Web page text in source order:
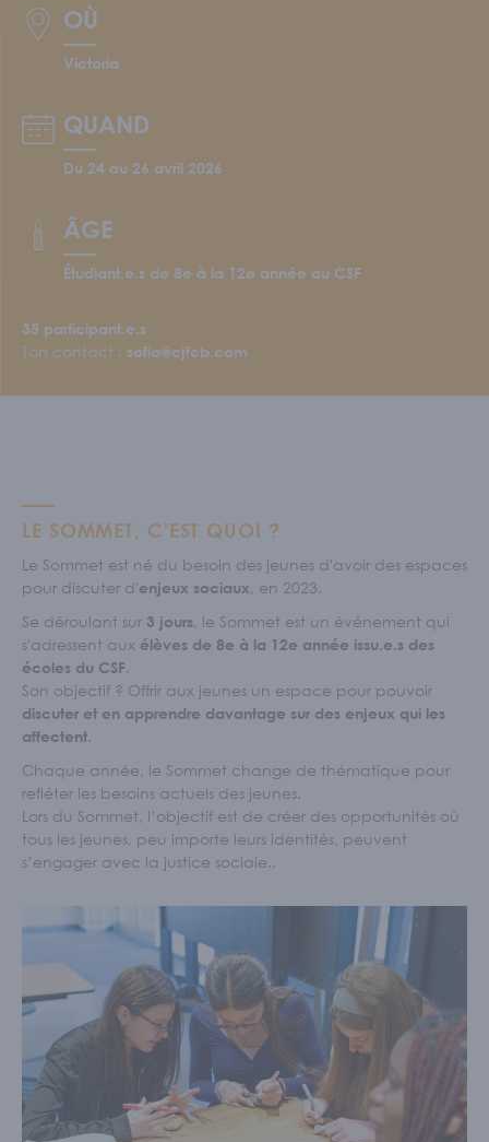
Écoles et personnel enseignant
S'IMPLIQUER
Nos comités
Programme Connecte
OÙ
Victoria
QUAND
Du 24 au 26 avril 2026
ÂGE
Étudiant.e.s de 8e à la 12e année au CSF
35 participant.e.s
Ton contact : sofia@cjfcb.com
LE SOMMET, C'EST QUOI ?
Le Sommet est né du besoin des jeunes d'avoir des espaces
pour discuter d'enjeux sociaux, en 2023.
Se déroulant sur 3 jours, le Sommet est un événement qui
s'adressent aux élèves de 8e à la 12e année issu.e.s des
écoles du CSF.
Son objectif ? Offrir aux jeunes un espace pour pouvoir
discuter et en apprendre davantage sur des enjeux qui les
affectent.
Chaque année, le Sommet change de thématique pour
refléter les besoins actuels des jeunes.
Lors du Sommet, l’objectif est de créer des opportunités où
tous les jeunes, peu importe leurs identités, peuvent
s’engager avec la justice sociale..